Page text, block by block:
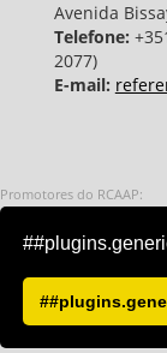
Avenida
Telefone:
2077)
E-mail:
Promotores do RCAAP: